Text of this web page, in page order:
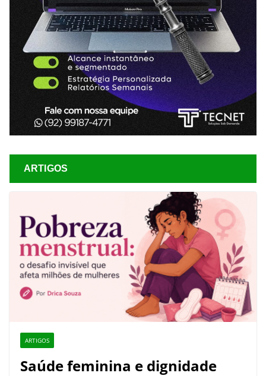
ARTIGOS
ARTIGOS
Saúde feminina e dignidade